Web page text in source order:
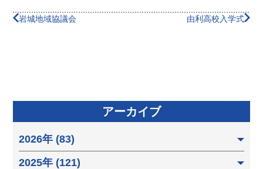
岩城地域協議会 由利高校入学式
アーカイブ
2026年 (83)
2025年 (121)